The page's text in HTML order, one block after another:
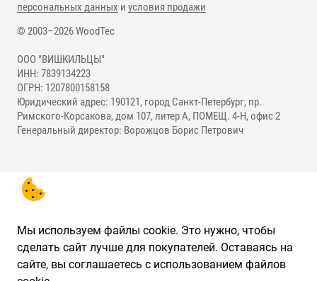
© 2003–2026 WoodTec
ООО "ВИШКИЛЬЦЫ"
ИНН: 7839134223
ОГРН: 1207800158158
Юридический адрес: 190121, город Санкт-Петербург, пр.
Римского-Корсакова, дом 107, литер А, ПОМЕЩ. 4-Н, офис 2
Генеральный директор: Ворожцов Борис Петрович
персональных данных и условия продажи
Мы используем файлы cookie. Это нужно, чтобы
сделать сайт лучше для покупателей. Оставаясь на
сайте, вы соглашаетесь с использованием файлов